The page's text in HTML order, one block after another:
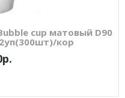
cup матовый D90
кор